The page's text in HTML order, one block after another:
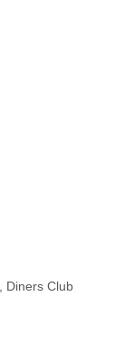
Diners Club